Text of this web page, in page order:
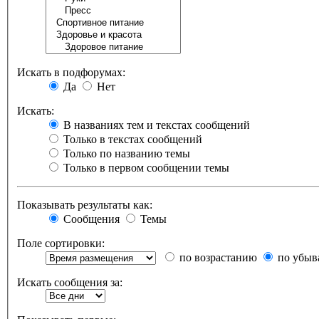
Искать в подфорумах:
Да
Нет
Искать:
В названиях тем и текстах сообщений
Только в текстах сообщений
Только по названию темы
Только в первом сообщении темы
Показывать результаты как:
Сообщения
Темы
Поле сортировки:
по возрастанию
по
Искать сообщения за: